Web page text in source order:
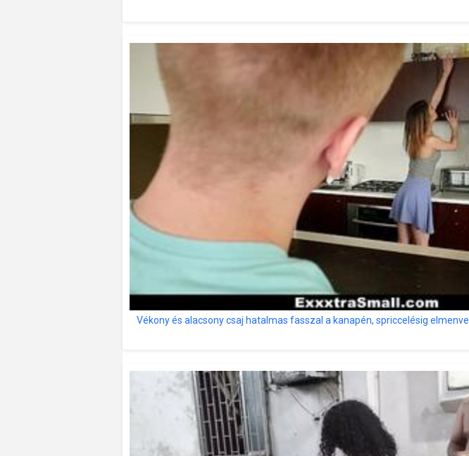
Vékony és alacsony csaj hatalmas fasszal a kanapén, spriccelésig elmenve